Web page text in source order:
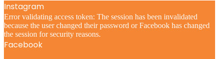
Instagram
Error validating access token: The session has been invalidated
because the user changed their password or Facebook has changed
the session for security reasons.
Facebook